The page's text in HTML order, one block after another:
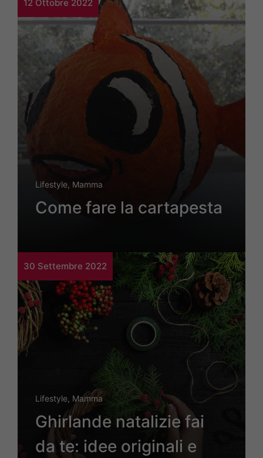
12 Ottobre 2022
Lifestyle, Mamma
Come fare la cartapesta
30 Settembre 2022
Lifestyle, Mamma
Ghirlande natalizie fai
da te: idee originali e